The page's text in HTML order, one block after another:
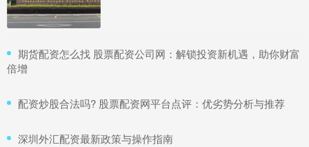
​期货配资怎么找 股票配资公司网：解锁投资新机遇，助你财富
倍增
​配资炒股合法吗? 股票配资网平台点评：优劣势分析与推荐
​深圳外汇配资最新政策与操作指南